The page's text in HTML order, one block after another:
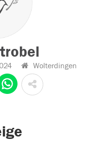
Wolterdingen